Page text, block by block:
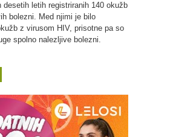
desetih letih registriranih 140 okužb
bolezni. Med njimi je bilo
z virusom HIV, prisotne pa so
spolno nalezljive bolezni.